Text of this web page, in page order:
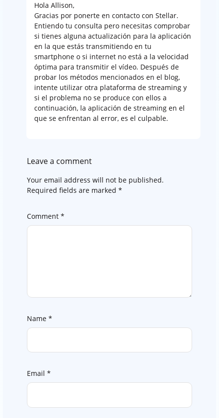
Hola Allison,
Gracias por ponerte en contacto con Stellar.
Entiendo tu consulta pero necesitas comprobar
si tienes alguna actualización para la aplicación
en la que estás transmitiendo en tu
smartphone o si internet no está a la velocidad
óptima para transmitir el vídeo. Después de
probar los métodos mencionados en el blog,
intente utilizar otra plataforma de streaming y
si el problema no se produce con ellos a
continuación, la aplicación de streaming en el
que se enfrentan al error, es el culpable.
Leave a comment
Your email address will not be published.
Required fields are marked *
Comment *
Name *
Email *